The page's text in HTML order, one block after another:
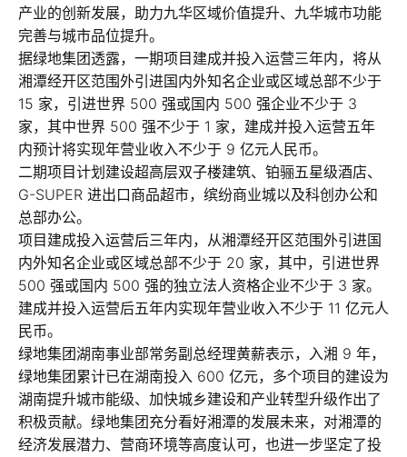
产业的创新发展，助力九华区域价值提升、九华城市功能
完善与城市品位提升。
据绿地集团透露，一期项目建成并投入运营三年内，将从
湘潭经开区范围外引进国内外知名企业或区域总部不少于
15 家，引进世界 500 强或国内 500 强企业不少于 3
家，其中世界 500 强不少于 1 家，建成并投入运营五年
内预计将实现年营业收入不少于 9 亿元人民币。
二期项目计划建设超高层双子楼建筑、铂骊五星级酒店、
G-SUPER 进出口商品超市，缤纷商业城以及科创办公和
总部办公。
项目建成投入运营后三年内，从湘潭经开区范围外引进国
内外知名企业或区域总部不少于 20 家，其中，引进世界
500 强或国内 500 强的独立法人资格企业不少于 3 家。
建成并投入运营后五年内实现年营业收入不少于 11 亿元人
民币。
绿地集团湖南事业部常务副总经理黄薪表示，入湘 9 年，
绿地集团累计已在湖南投入 600 亿元，多个项目的建设为
湖南提升城市能级、加快城乡建设和产业转型升级作出了
积极贡献。绿地集团充分看好湘潭的发展未来，对湘潭的
经济发展潜力、营商环境等高度认可，也进一步坚定了投